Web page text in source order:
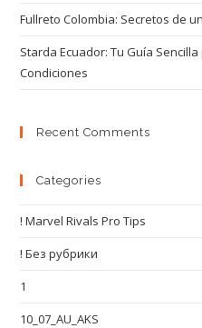
Fullreto Colombia: Secretos de
Starda Ecuador: Tu Guía
Condiciones
Recent Comments
Categories
! Marvel Rivals Pro Tips
! Без рубрики
1
10_07_AU_AKS